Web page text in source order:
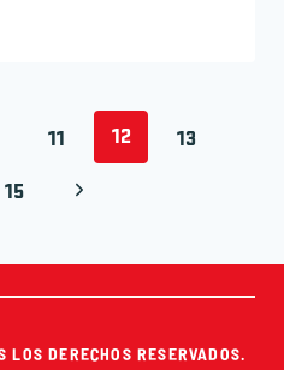
DE DIQUES 2 ESTACIÓN DE
11 12
13
15 PÁGINA SIGUIENTE
DERECHOS RESERVADOS.